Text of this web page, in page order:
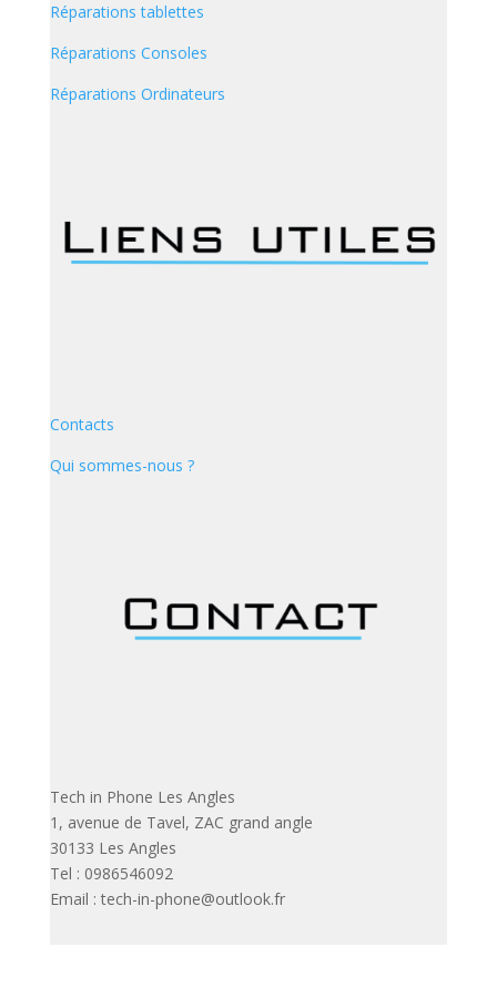
Réparations tablettes
Réparations Consoles
Réparations Ordinateurs
Contacts
Qui sommes-nous ?
Tech in Phone Les Angles
1, avenue de Tavel, ZAC grand angle
30133 Les Angles
Tel : 0986546092
Email : tech-in-phone@outlook.fr